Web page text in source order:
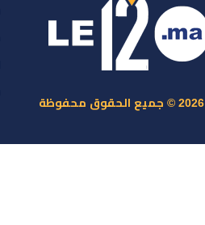
2026 © جميع الحقوق محفوظة